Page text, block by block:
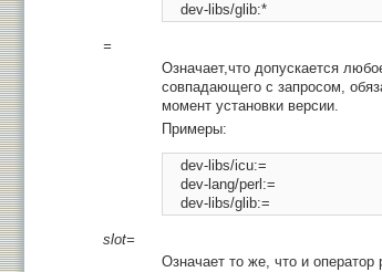
=
Означает,что допускается
совпадающего с запросом,
момент установки версии.
Примеры:
    dev-libs/icu:=
    dev-lang/perl:=
slot=
Означает то же, что и